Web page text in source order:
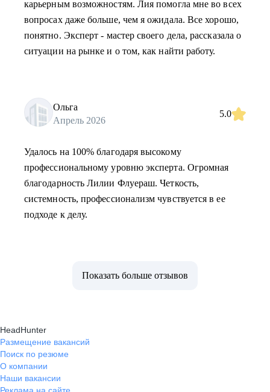
карьерным возможностям. Лия помогла мне во всех
вопросах даже больше, чем я ожидала. Все хорошо,
понятно. Эксперт - мастер своего дела, рассказала о
ситуации на рынке и о том, как найти работу.
Ольга
Апрель 2026
5.0
Удалось на 100% благодаря высокому
профессиональному уровню эксперта. Огромная
благодарность Лилии Флуераш. Четкость,
системность, профессионализм чувствуется в ее
подходе к делу.
Показать больше отзывов
HeadHunter
Размещение вакансий
Поиск по резюме
О компании
Наши вакансии